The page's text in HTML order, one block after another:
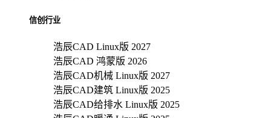
信创行业
浩辰CAD Linux版 2027
浩辰CAD 鸿蒙版 2026
浩辰CAD机械 Linux版 2027
浩辰CAD建筑 Linux版 2025
浩辰CAD给排水 Linux版 2025